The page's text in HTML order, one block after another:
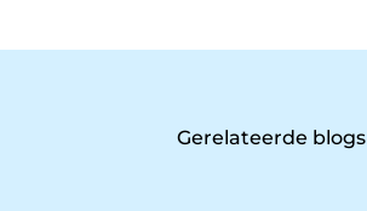
Gerelateerde blogs